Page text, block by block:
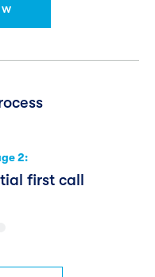
2:
first call